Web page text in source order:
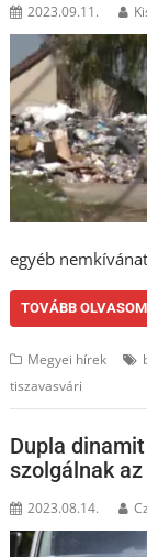
2023.09.11.
egyéb
TOVÁBB OLVASOM
Megyei hírek
tiszavasvári
Dupla
szolgálnak
2023.08.14.